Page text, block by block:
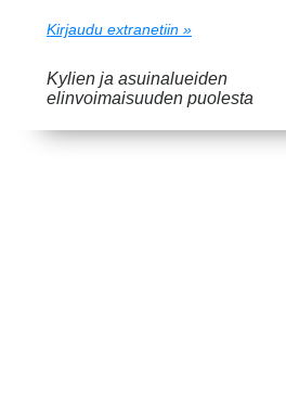
Kirjaudu extranetiin »
Kylien ja asuinalueiden
elinvoimaisuuden puolesta